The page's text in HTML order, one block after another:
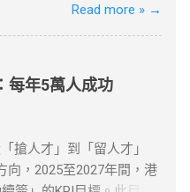
路由优化 可视化运维管
企业级VPN服务，支持
什么是VPN翻墙？ VPN翻
变用户的IP地址，来绕过
隐藏真实IP，使你能够
源。 对于许多需要翻墙
流媒体平台，VPN都提
何选择合适的VPN工具？
：速度、服务器位置、
Read more » →
每年5萬人成功
搶人才」到「留人才」
向，2025至2027年間，港